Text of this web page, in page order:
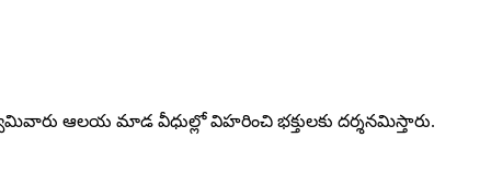
ఆలయ మాడ వీధుల్లో విహరించి భక్తులకు దర్శనమిస్తారు.